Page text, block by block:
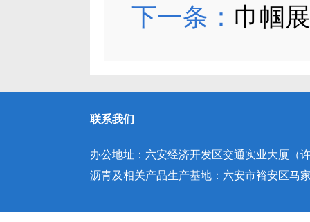
下一条： 巾帼
联系我们
办公地址：六安经济开发区交通实业大厦（
沥青及相关产品生产基地：六安市裕安区马